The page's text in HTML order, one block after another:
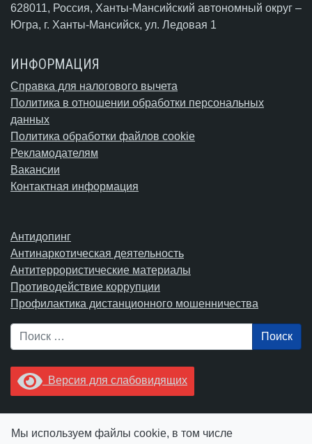
628011, Россия, Ханты-Мансийский автономный округ –
Югра, г. Ханты-Мансийск, ул. Ледовая 1
ИНФОРМАЦИЯ
Справка для налогового вычета
Политика в отношении обработки персональных
данных
Политика обработки файлов cookie
Рекламодателям
Вакансии
Контактная информация
Антидопинг
Антинаркотическая деятельность
Антитеррористические материалы
Противодействие коррупции
Профилактика дистанционного мошенничества
Поиск
Версия для слабовидящих
Ctrl+Enter.
Мы используем файлы cookie, в том числе